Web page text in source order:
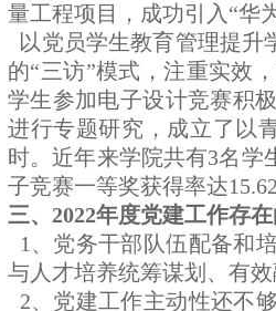
量工程项目，成功引入“华
以党员学生教育管理提升
的“三访”模式，注重实效
学生参加电子设计竞赛积
进行专题研究，成立了以
时。近年来学院共有3名学
子竞赛一等奖获得率达
三、2022年度党建工作存
1、党务干部队伍配备和
与人才培养统筹谋划、有
2、党建工作主动性还不